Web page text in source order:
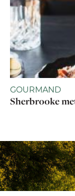
GOURMAND
Sherbrooke